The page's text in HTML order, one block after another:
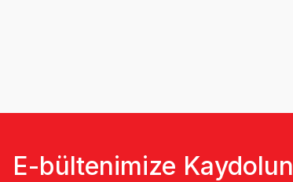
E-bültenimize Kaydolun